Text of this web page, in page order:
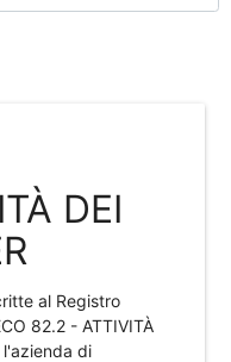
DEI
al Registro
82.2 - ATTIVITÀ
l'azienda di